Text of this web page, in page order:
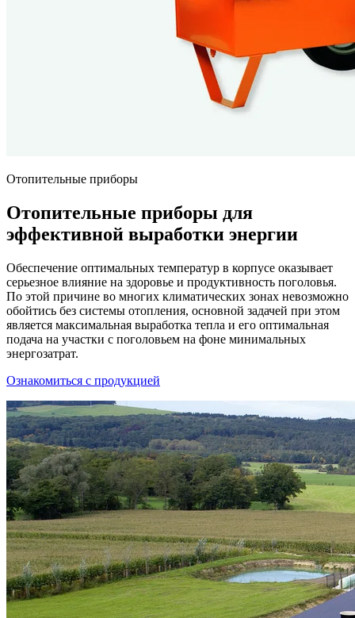
Отопительные приборы
Отопительные приборы для
эффективной выработки энергии
Обеспечение оптимальных температур в корпусе оказывает
серьезное влияние на здоровье и продуктивность поголовья.
По этой причине во многих климатических зонах невозможно
обойтись без системы отопления, основной задачей при этом
является максимальная выработка тепла и его оптимальная
подача на участки с поголовьем на фоне минимальных
энергозатрат.
Ознакомиться с продукцией